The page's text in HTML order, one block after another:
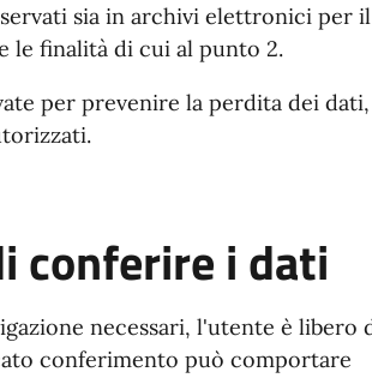
sia in archivi elettronici per il
le finalità di cui al punto 2.
per prevenire la perdita dei dati,
conferire i dati
necessari, l'utente è libero
conferimento può comportare